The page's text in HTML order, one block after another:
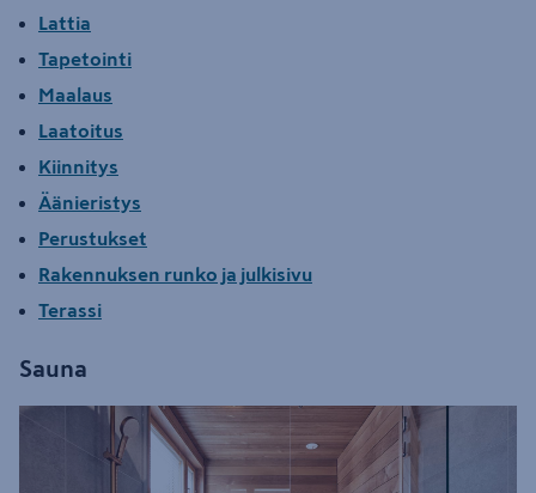
Lattia
Tapetointi
Maalaus
Laatoitus
Kiinnitys
Äänieristys
Perustukset
Rakennuksen runko ja julkisivu
Terassi
Sauna